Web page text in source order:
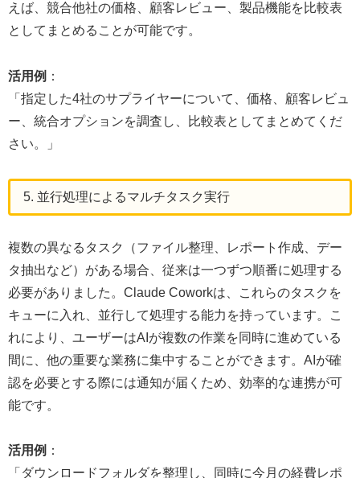
えば、競合他社の価格、顧客レビュー、製品機能を比較表
としてまとめることが可能です。
活用例 ：
「指定した4社のサプライヤーについて、価格、顧客レビュ
ー、統合オプションを調査し、比較表としてまとめてくだ
さい。」
5. 並行処理によるマルチタスク実行
複数の異なるタスク（ファイル整理、レポート作成、デー
タ抽出など）がある場合、従来は一つずつ順番に処理する
必要がありました。Claude Coworkは、これらのタスクを
キューに入れ、並行して処理する能力を持っています。こ
れにより、ユーザーはAIが複数の作業を同時に進めている
間に、他の重要な業務に集中することができます。AIが確
認を必要とする際には通知が届くため、効率的な連携が可
能です。
活用例 ：
「ダウンロードフォルダを整理し、同時に今月の経費レポ